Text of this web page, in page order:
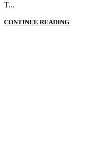
T...
CONTINUE READING